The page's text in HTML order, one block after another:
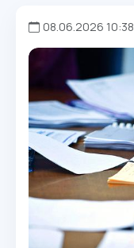
08.06.2026 10:38